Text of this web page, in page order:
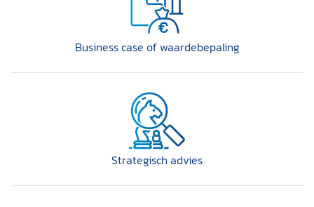
Business case of waardebepaling
Strategisch advies